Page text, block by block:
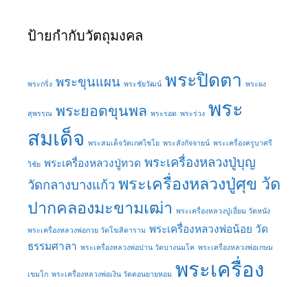
ป้ายกำกับวัตถุมงคล
พระกริ่ง พระขุนแผน พระชัยวัฒน์ พระปิดตา พระผง
สุพรรณ พระยอดขุนพล พระรอด พระร่วง พระ
สมเด็จ พระสมเด็จวัดเกศไชโย พระสังกัจจายน์ พระเครื่องครูบาศรี
วิชัย พระเครื่องหลวงปู่ทวด พระเครื่องหลวงปู่บุญ
วัดกลางบางแก้ว พระเครื่องหลวงปู่ศุข วัด
ปากคลองมะขามเฒ่า พระเครื่องหลวงปู่เอี่ยม วัดหนัง
พระเครื่องหลวงพ่อกวย วัดโฆสิตาราม พระเครื่องหลวงพ่อน้อย วัด
ธรรมศาลา พระเครื่องหลวงพ่อปาน วัดบางนมโค พระเครื่องหลวงพ่อเกษม
เขมโก พระเครื่องหลวงพ่อเงิน วัดดอนยายหอม พระเครื่อง